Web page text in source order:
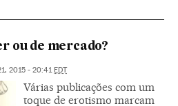
ou de mercado?
2015 - 20:41 EDT
Várias publicações com um
toque de erotismo marcam